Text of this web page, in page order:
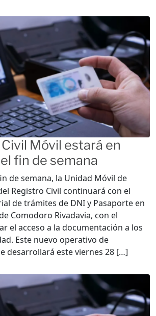
Móvil estará en
fin de semana
de semana, la Unidad Móvil de
Registro Civil continuará con el
de trámites de DNI y Pasaporte en
Comodoro Rivadavia, con el
el acceso a la documentación a los
Este nuevo operativo de
desarrollará este viernes 28 […]